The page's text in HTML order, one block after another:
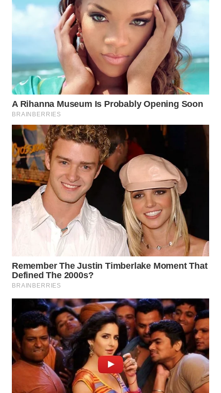
KEPULAUAN
WN
TANGERANG
WN
BINJAI
WN
CIREBON
WN
INDRAMAYU
WN
KUNINGAN
MAJALENGKA
WN
SUBANG
WN
SUKABUMI
WN
PURWAKARTA